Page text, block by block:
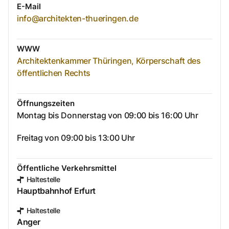
E-Mail
info@architekten-thueringen.de
WWW
Architektenkammer Thüringen, Körperschaft des
öffentlichen Rechts
Öffnungszeiten
Montag bis Donnerstag von 09:00 bis 16:00 Uhr
Freitag von 09:00 bis 13:00 Uhr
Öffentliche Verkehrsmittel
Haltestelle
Hauptbahnhof Erfurt
Haltestelle
Anger